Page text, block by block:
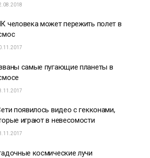
человека может пережить полет в
самые пугающие планеты в
появилось видео с гекконами,
играют в невесомости
космические лучи